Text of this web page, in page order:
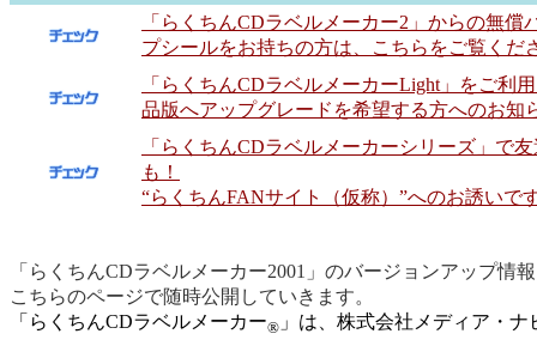
「らくちんCDラベルメーカー2」からの無償
プシールをお持ちの方は、こちらをご覧くだ
「らくちんCDラベルメーカーLight」をご利
品版へアップグレードを希望する方へのお知
「らくちんCDラベルメーカーシリーズ」で
も！
“らくちんFANサイト（仮称）”へのお誘いで
「らくちんCDラベルメーカー2001」のバージョンアップ情
こちらのページで随時公開していきます。
「らくちんCDラベルメーカー® 」は、株式会社メディア・